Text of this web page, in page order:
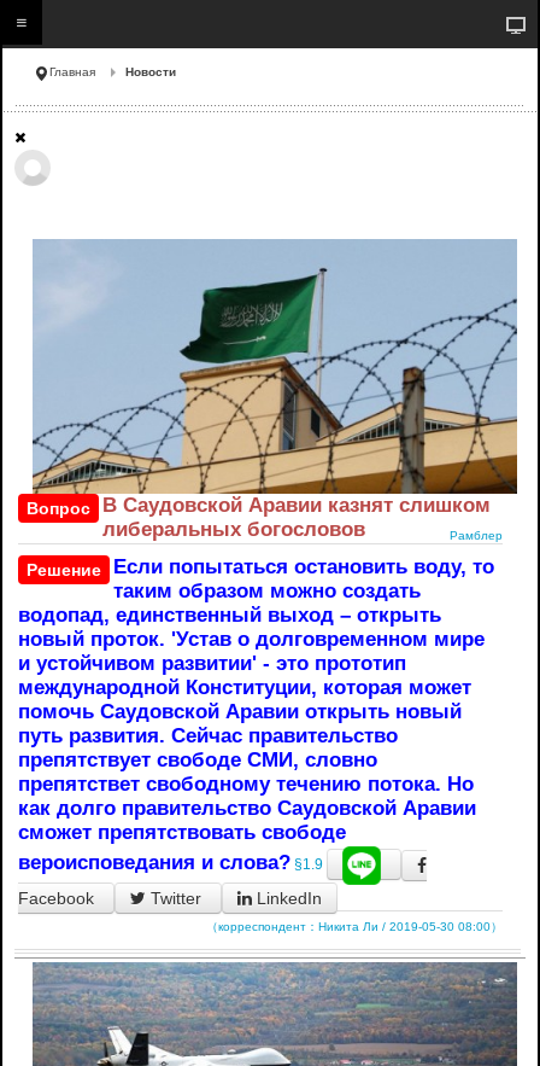
Главная Новости
Вопрос
В Саудовской Аравии казнят слишком
либеральных богословов
Рамблер
Решение
Если попытаться остановить воду, то
таким образом можно создать
водопад, единственный выход – открыть
новый проток. 'Устав о долговременном мире
и устойчивом развитии' - это прототип
международной Конституции, которая может
помочь Саудовской Аравии открыть новый
путь развития. Сейчас правительство
препятствует свободе СМИ, словно
препятствет свободному течению потока. Но
как долго правительство Саудовской Аравии
сможет препятствовать свободе
вероисповедания и слова? §1.9
Facebook Twitter LinkedIn
（корреспондент：Никита Ли / 2019-05-30 08:00）